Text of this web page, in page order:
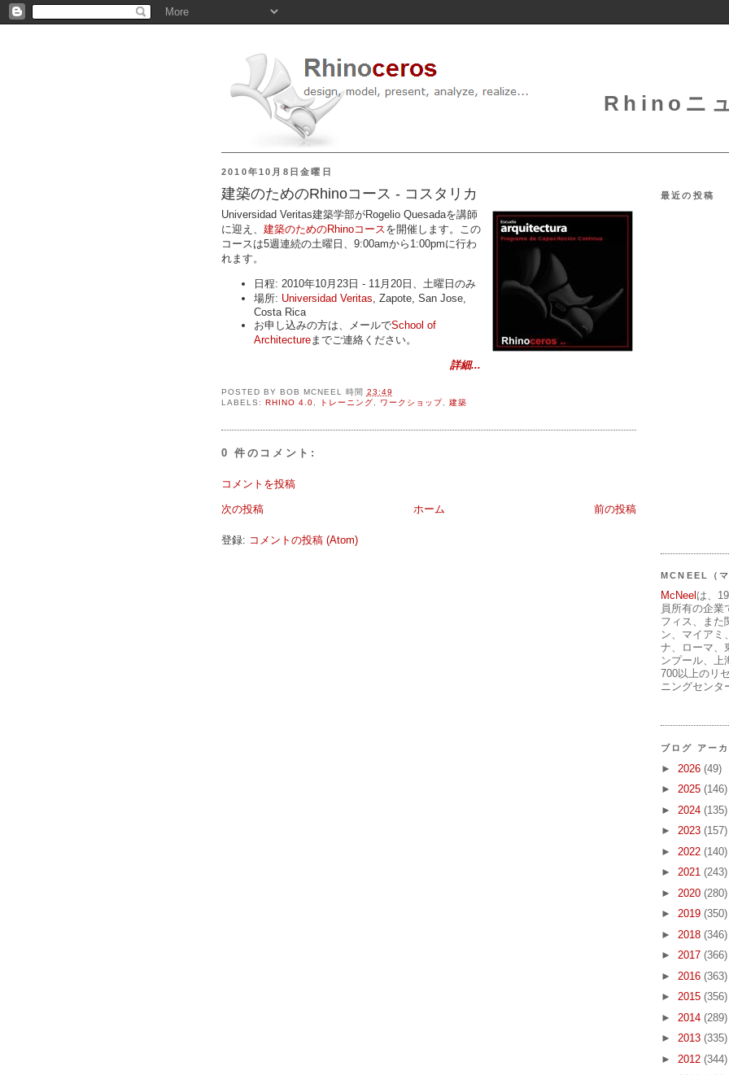
Rhinoニ
2010年10月8日金曜日
建築のためのRhinoコース - コスタリカ
Universidad Veritas建築学部がRogelio Quesadaを講師
に迎え、 建築のためのRhinoコース を開催します。この
コースは5週連続の土曜日、9:00amから1:00pmに行わ
れます。
日程: 2010年10月23日 - 11月20日、土曜日のみ
場所: Universidad Veritas , Zapote, San Jose,
Costa Rica
お申し込みの方は、メールでSchool of
Architecture までご連絡ください。
詳細...
POSTED BY BOB MCNEEL 時間 23:49
LABELS: RHINO 4.0 トレーニング ワークショップ, 建築
0 件のコメント:
コメントを投稿
次の投稿 前の投稿
ホーム
登録: コメントの投稿 (Atom)
最近の投稿
MCNEEL（
McNeelは、
員所有の企業
フィス、また
ン、マイアミ
ナ、ローマ、
ンプール、上
700以上のリ
ニングセンタ
ブログ アー
► 2026 (49)
► 2025 (146)
► 2024 (135)
► 2023 (157)
► 2022 (140)
► 2021 (243)
► 2020 (280)
► 2019 (350)
► 2018 (346)
► 2017 (366)
► 2016 (363)
► 2015 (356)
► 2014 (289)
► 2013 (335)
► 2012 (344)